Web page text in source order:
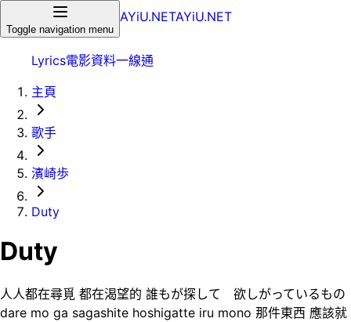
Toggle navigation menu
AYiU.NETAYiU.NET
Lyrics電影資料一線通
主頁
歌手
濱崎歩
Duty
Duty
人人都在尋覓 都在渴望的 誰もが探して 欲しがっているもの
dare mo ga sagashite hoshigatte iru mono 那件東西 應該就